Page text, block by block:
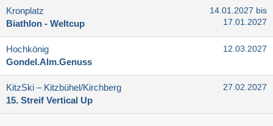
Kronplatz
Biathlon - Weltcup
14.01.2027 bis
17.01.2027
Hochkönig
Gondel.Alm.Genuss
12.03.2027
KitzSki – Kitzbühel/​Kirchberg
15. Streif Vertical Up
27.02.2027